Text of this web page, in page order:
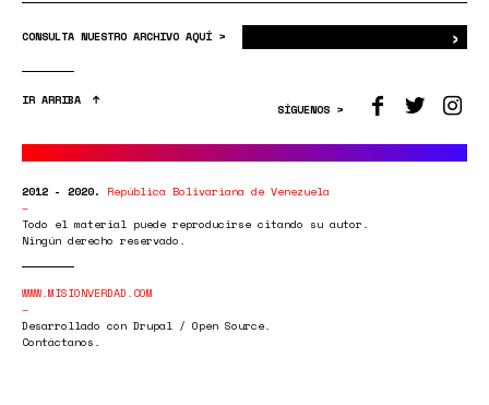
CONSULTA NUESTRO ARCHIVO AQUÍ > ›
IR ARRIBA
SÍGUENOS >
2012 - 2020. República Bolivariana de Venezuela
Todo el material puede reproducirse citando su autor.
Ningún derecho reservado.
WWW.MISIONVERDAD.COM
Desarrollado con Drupal / Open Source.
Contáctanos.